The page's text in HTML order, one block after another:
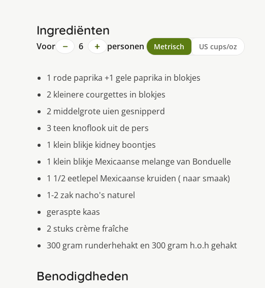
Ingrediënten
Voor − 6 + personen Metrisch US cups/oz
1 rode paprika +1 gele paprika in blokjes
2 kleinere courgettes in blokjes
2 middelgrote uien gesnipperd
3 teen knoflook uit de pers
1 klein blikje kidney boontjes
1 klein blikje Mexicaanse melange van Bonduelle
1 1/2 eetlepel Mexicaanse kruiden ( naar smaak)
1-2 zak nacho's naturel
geraspte kaas
2 stuks crème fraîche
300 gram runderhehakt en 300 gram h.o.h gehakt
Benodigdheden